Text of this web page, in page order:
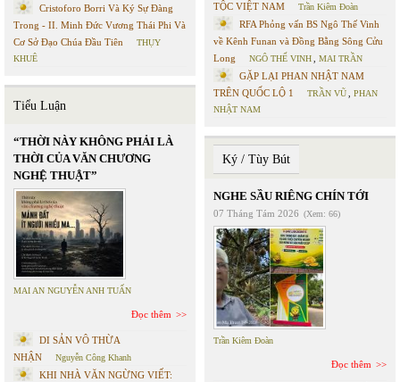
Cristoforo Borri Và Ký Sự Đàng
Trong - II. Minh Đức Vương Thái Phi Và
Cơ Sở Đạo Chúa Đầu Tiên
THỤY
KHUÊ
Tiểu Luận
“THỜI NÀY KHÔNG PHẢI LÀ
THỜI CỦA VĂN CHƯƠNG
NGHỆ THUẬT”
MAI AN NGUYỄN ANH TUẤN
Đọc thêm
DI SẢN VÔ THỪA
NHẬN
Nguyễn Công Khanh
KHI NHÀ VĂN NGỪNG VIẾT:
TỘC VIỆT NAM
Trần Kiêm Đoàn
RFA Phỏng vấn BS Ngô Thế Vinh
về Kênh Funan và Đồng Bằng Sông Cửu
Long
NGÔ THẾ VINH MAI TRẦN
GẶP LẠI PHAN NHẬT NAM
TRÊN QUỐC LỘ 1
TRẦN VŨ
PHAN
NHẬT NAM
Ký / Tùy Bút
NGHE SẦU RIÊNG CHÍN TỚI
07 Tháng Tám 2026 (Xem: 66)
Trần Kiêm Đoàn
Đọc thêm